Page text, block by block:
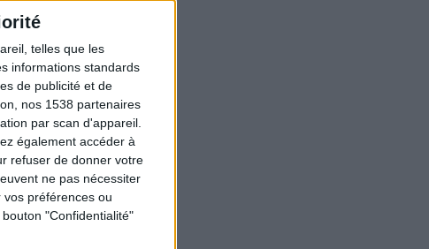
telles que les
informations standards
de publicité et de
nos 1538 partenaires
par scan d'appareil.
également accéder à
refuser de donner votre
ne pas nécessiter
préférences ou
"Confidentialité"